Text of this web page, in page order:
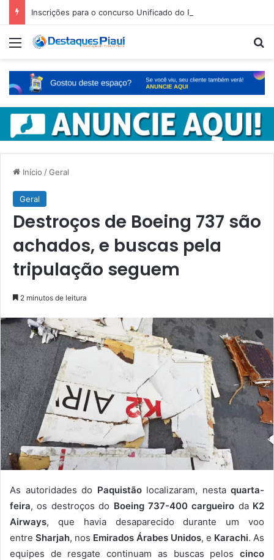
Menu
Início /Geral
Geral
Destroços de Boeing 737 são
achados, e buscas pela
tripulação seguem
2 minutos de leitura
As autoridades do Paquistãolocalizaram, nesta quarta-
feira, os destroços do Boeing 737-400 cargueiro da K2
Airways, que havia desaparecido durante um voo
entre Sharjah, nos Emirados Árabes Unidos, e Karachi. As
equipes de resgate continuam as buscas pelos cinco